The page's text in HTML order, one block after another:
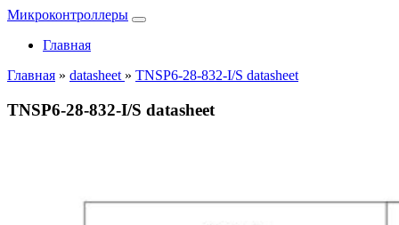
Микроконтроллеры
Главная
Главная » datasheet » TNSP6-28-832-I/S datasheet
TNSP6-28-832-I/S datasheet